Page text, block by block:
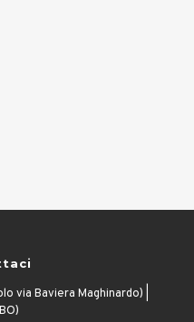
via Baviera Maghinardo) |